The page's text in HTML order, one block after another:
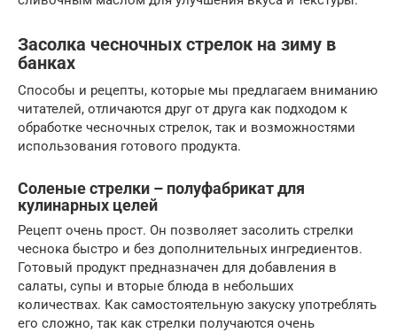
Засолка чесночных стрелок на зиму в
банках
Способы и рецепты, которые мы предлагаем вниманию
читателей, отличаются друг от друга как подходом к
обработке чесночных стрелок, так и возможностями
использования готового продукта.
Соленые стрелки – полуфабрикат для
кулинарных целей
Рецепт очень прост. Он позволяет засолить стрелки
чеснока быстро и без дополнительных ингредиентов.
Готовый продукт предназначен для добавления в
салаты, супы и вторые блюда в небольших
количествах. Как самостоятельную закуску употреблять
его сложно, так как стрелки получаются очень